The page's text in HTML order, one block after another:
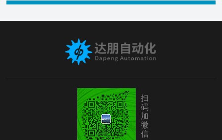
扫
码
加
微
信